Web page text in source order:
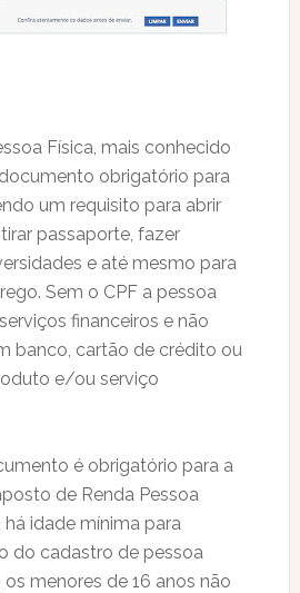
Física, mais conhecido
obrigatório para
um requisito para abrir
passaporte, fazer
e até mesmo para
Sem o CPF a pessoa
financeiros e não
banco, cartão de crédito ou
e/ou serviço
é obrigatório para a
de Renda Pessoa
há idade mínima para
do cadastro de pessoa
menores de 16 anos não